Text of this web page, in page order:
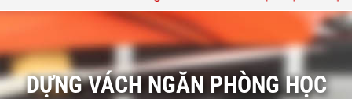
DỰNG VÁCH NGĂN PHÒNG HỌC